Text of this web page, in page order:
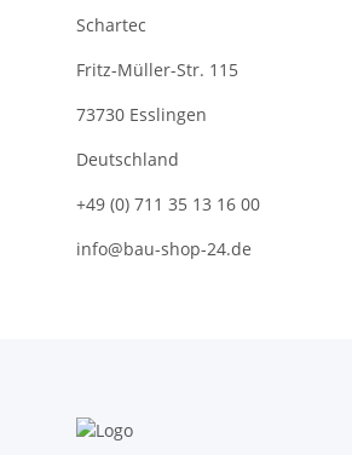
Schartec
Fritz-Müller-Str. 115
73730 Esslingen
Deutschland
+49 (0) 711 35 13 16 00
info@bau-shop-24.de